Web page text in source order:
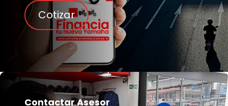
Cotizar
Contactar Asesor